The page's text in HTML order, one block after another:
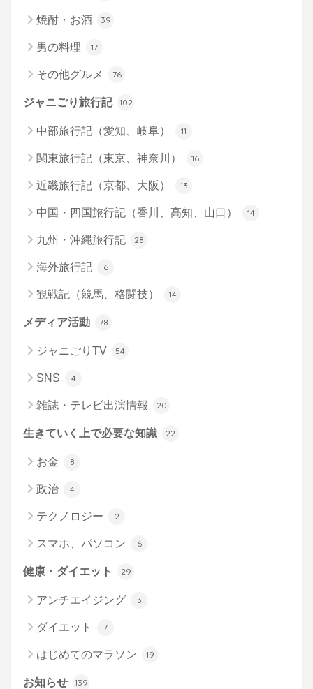
焼酎・お酒 39
男の料理 17
その他グルメ 76
ジャニごり旅行記 102
中部旅行記（愛知、岐阜） 11
関東旅行記（東京、神奈川） 16
近畿旅行記（京都、大阪） 13
中国・四国旅行記（香川、高知、山口） 14
九州・沖縄旅行記 28
海外旅行記 6
観戦記（競馬、格闘技） 14
メディア活動 78
ジャニごりTV 54
SNS 4
雑誌・テレビ出演情報 20
生きていく上で必要な知識 22
お金 8
政治 4
テクノロジー 2
スマホ、パソコン 6
健康・ダイエット 29
アンチエイジング 3
ダイエット 7
はじめてのマラソン 19
お知らせ 139